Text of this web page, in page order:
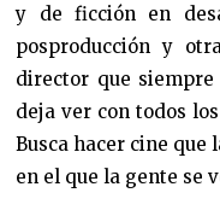
y de ficción en
posproducción y
director que
deja ver con todos
Busca hacer cine
en el que la gente se